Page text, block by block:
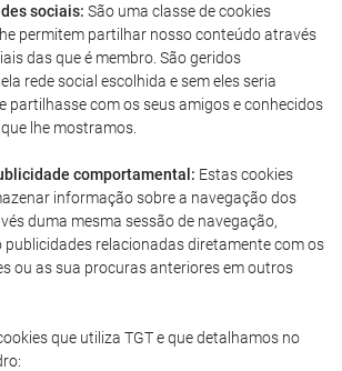
sociais: São uma classe de cookies
permitem partilhar nosso conteúdo através
das que é membro. São geridos
rede social escolhida e sem eles seria
partilhasse com os seus amigos e conhecidos
lhe mostramos.
comportamental: Estas cookies
informação sobre a navegação dos
duma mesma sessão de navegação,
relacionadas diretamente com os
ou as sua procuras anteriores em outros
que utiliza TGT e que detalhamos no